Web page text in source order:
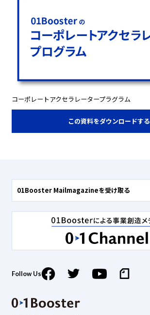
コーポレートアクセラレータープラグラム
この資料をダウンロードする
01Booster Mailmagazineを受け取る
Follow Us